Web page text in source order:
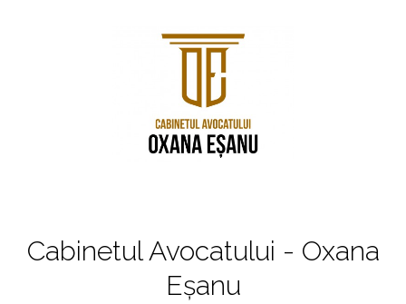
Cabinetul Avocatului - Oxana
Eșanu